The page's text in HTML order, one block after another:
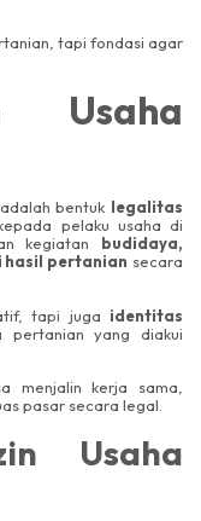
tapi fondasi agar
adalah bentuk legalitas
pelaku usaha di
kegiatan budidaya,
hasil pertanian secara
tapi juga identitas
pertanian yang diakui
menjalin kerja sama,
pasar secara legal.
Usaha